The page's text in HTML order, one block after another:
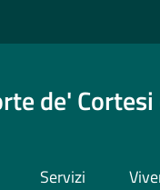
de'
Servizi